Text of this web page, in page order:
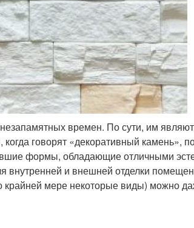
времен. По сути, им
говорят «декоративный камень»,
формы, обладающие отличными
внутренней и внешней отделки
крайней мере некоторые виды) можно